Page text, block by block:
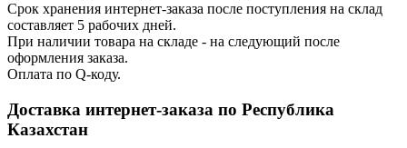
Срок хранения интернет-заказа после поступления на склад
составляет 5 рабочих дней.
При наличии товара на складе - на следующий после
оформления заказа.
Оплата по Q-коду.
Доставка интернет-заказа по Республика
Казахстан